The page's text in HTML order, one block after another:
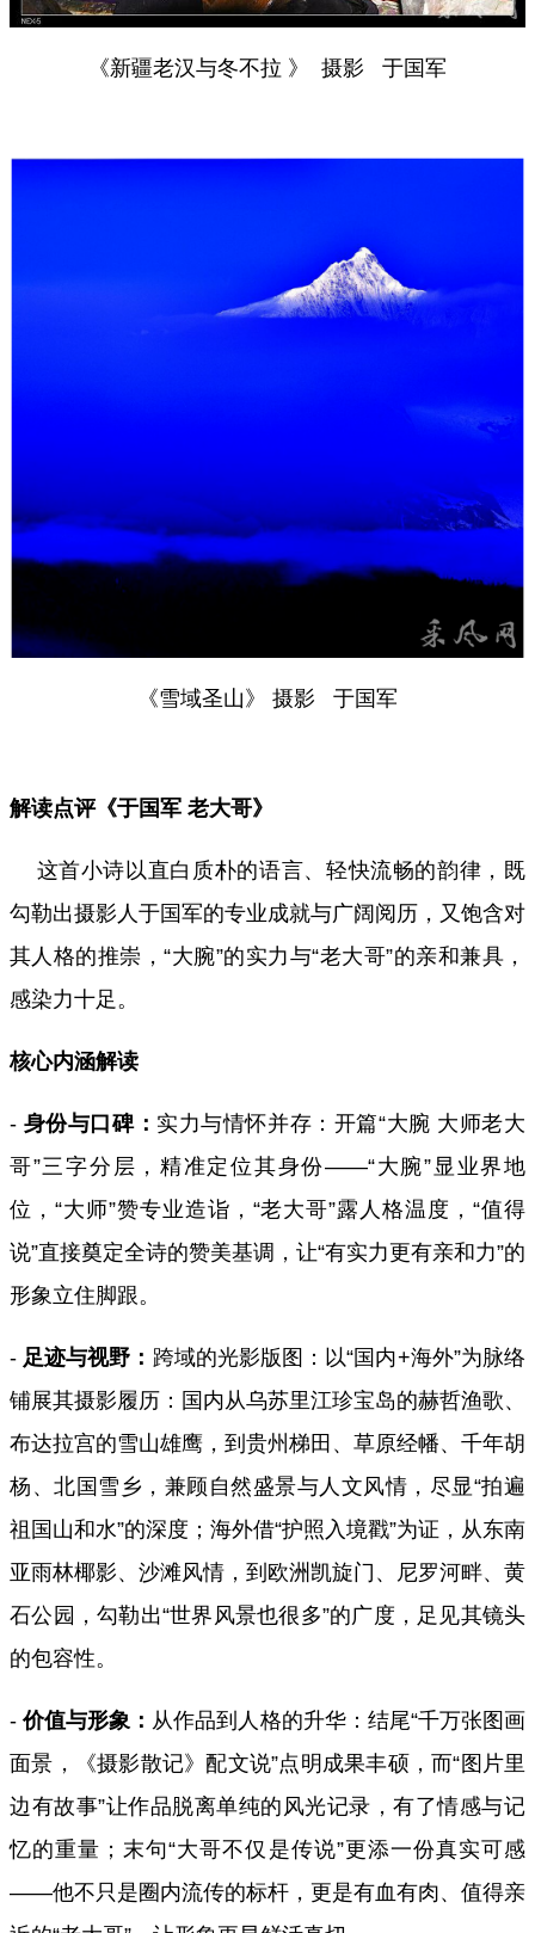
《新疆老汉与冬不拉 》 摄影 于国军
《雪域圣山》 摄影 于国军
解读点评《于国军 老大哥》
这首小诗以直白质朴的语言、轻快流畅的韵律，既
勾勒出摄影人于国军的专业成就与广阔阅历，又饱含对
其人格的推崇，“大腕”的实力与“老大哥”的亲和兼具，
感染力十足。
核心内涵解读
- 身份与口碑： 实力与情怀并存：开篇“大腕 大师老大
哥”三字分层，精准定位其身份——“大腕”显业界地
位，“大师”赞专业造诣，“老大哥”露人格温度，“值得
说”直接奠定全诗的赞美基调，让“有实力更有亲和力”的
形象立住脚跟。
- 足迹与视野： 跨域的光影版图：以“国内+海外”为脉络
铺展其摄影履历：国内从乌苏里江珍宝岛的赫哲渔歌、
布达拉宫的雪山雄鹰，到贵州梯田、草原经幡、千年胡
杨、北国雪乡，兼顾自然盛景与人文风情，尽显“拍遍
祖国山和水”的深度；海外借“护照入境戳”为证，从东南
亚雨林椰影、沙滩风情，到欧洲凯旋门、尼罗河畔、黄
石公园，勾勒出“世界风景也很多”的广度，足见其镜头
的包容性。
-价值与形象： 从作品到人格的升华：结尾“千万张图画
面景，《摄影散记》配文说”点明成果丰硕，而“图片里
边有故事”让作品脱离单纯的风光记录，有了情感与记
忆的重量；末句“大哥不仅是传说”更添一份真实可感
——他不只是圈内流传的标杆，更是有血有肉、值得亲